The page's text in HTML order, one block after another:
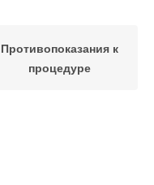
Противопоказания к
процедуре